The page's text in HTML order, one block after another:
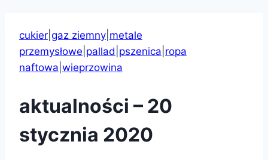
cukier gaz ziemny metale
przemysłowe pallad pszenica ropa
naftowa wieprzowina
aktualności – 20
stycznia 2020